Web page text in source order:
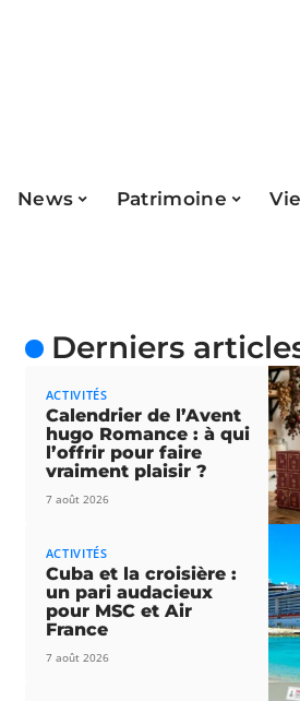
News Patrimoine
Derniers
ACTIVITÉS
Calendrier de l’Avent
hugo Romance : à qui
l’offrir pour faire
vraiment plaisir ?
7 août 2026
ACTIVITÉS
Cuba et la croisière :
un pari audacieux
pour MSC et Air
France
7 août 2026